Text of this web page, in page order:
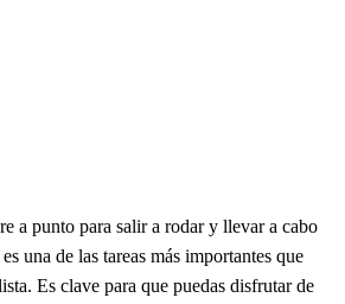
a punto para salir a rodar y llevar a cabo
una de las tareas más importantes que
Es clave para que puedas disfrutar de